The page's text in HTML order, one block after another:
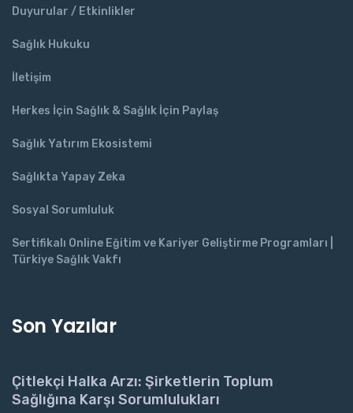
Duyurular / Etkinlikler
Sağlık Hukuku
İletişim
Herkes İçin Sağlık & Sağlık İçin Paylaş
Sağlık Yatırım Ekosistemi
Sağlıkta Yapay Zeka
Sosyal Sorumluluk
Sertifikalı Online Eğitim ve Kariyer Geliştirme Programları |
Türkiye Sağlık Vakfı
Son Yazılar
Çitlekçi Halka Arzı: Şirketlerin Toplum
Sağlığına Karşı Sorumlulukları